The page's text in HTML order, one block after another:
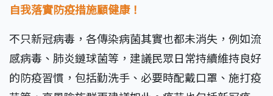
自我落實防疫措施顧健康！
不只新冠病毒，各傳染病菌其實也都未消失，例如流
感病毒、肺炎鏈球菌等，建議民眾日常持續維持良好
的防疫習慣，包括勤洗手、必要時配戴口罩、施打疫